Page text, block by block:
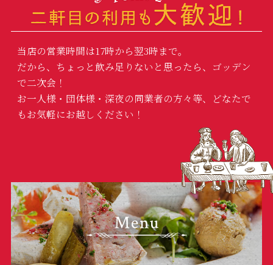
当店の営業時間は17時から翌3時まで。
だから、ちょっと飲み足りないと思ったら、ゴッデン
で二次会！
お一人様・団体様・深夜の同業者の方々等、
どなたで
もお気軽にお越しください！